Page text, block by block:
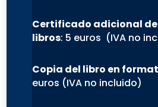
Certificado adicional
libros: 5 euros (IVA no
Copia del libro en
euros (IVA no incluido)